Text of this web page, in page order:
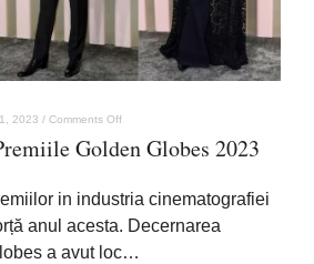
2023 / Comments Offon
de
Golden
Globes
2023
Golden Globes 2023
in industria cinematografiei
anul acesta. Decernarea
a avut loc…